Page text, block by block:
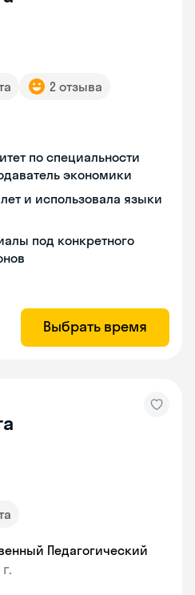
2 отзыва
по специальности
экономики
и использовала языки
под конкретного
Выбрать время
Педагогический